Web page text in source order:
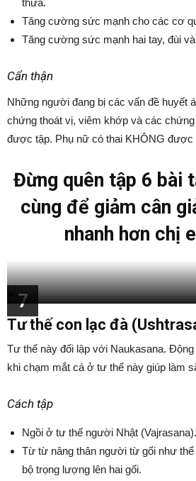
thừa.
Tăng cường sức mạnh cho các cơ
Tăng cường sức mạnh hai tay, đùi
Cẩn thận
Những người đang bị các vấn đề huyết
chứng thoát vị, viêm khớp và các
được tập. Phụ nữ có thai KHÔNG được
Đừng quên tập 6 bài
cùng để giảm cân
nhanh hơn chị
7
Tư thế con lạc đà
Tư thế này đối lập với Naukasana.
khi chạm mắt cá ở tư thế này giúp làm
Cách tập
Ngồi ở tư thế người Nhật (Vajrasana).
Từ từ nâng thân người từ gối như thể
bộ trọng lượng lên hai gối.